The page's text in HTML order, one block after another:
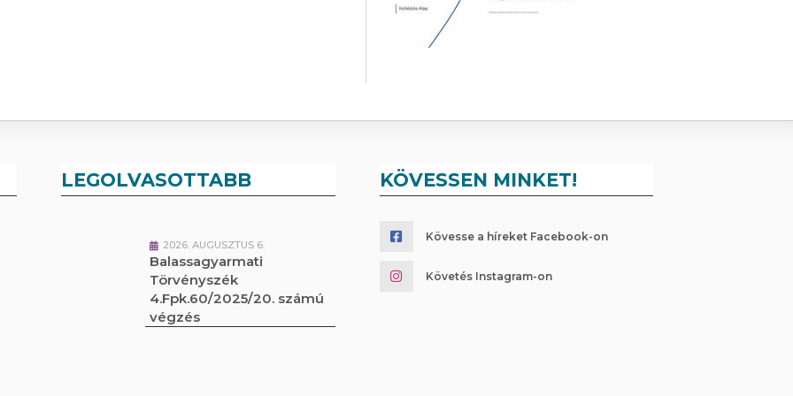
LEGOLVASOTTABB
2026. AUGUSZTUS 6.
Balassagyarmati
Törvényszék
4.Fpk.60/2025/20. számú
végzés
KÖVESSEN MINKET!
Kövesse a híreket Facebook-on
Követés Instagram-on